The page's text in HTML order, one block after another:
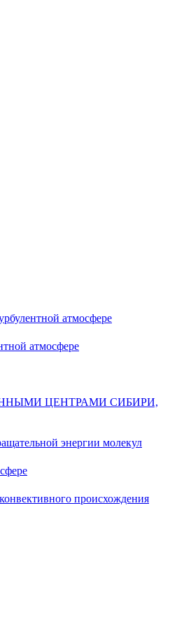
атмосфере
атмосфере
ЦЕНТРАМИ СИБИРИ,
энергии молекул
происхождения